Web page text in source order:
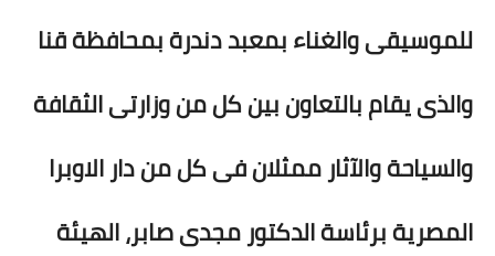
حكاية صورة
ثقافة
بداية tv
للموسيقى والغناء بمعبد دندرة بمحافظة قنا
والذى يقام بالتعاون بين كل من وزارتى الثقافة
والسياحة والآثار ممثلان فى كل من دار الاوبرا
المصرية برئاسة الدكتور مجدى صابر، الهيئة